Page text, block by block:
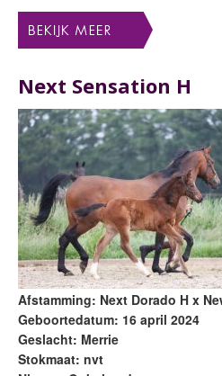
Next Sensation H
Afstamming: Next Dorado H x
Geboortedatum: 16 april 2024
Geslacht: Merrie
Stokmaat: nvt